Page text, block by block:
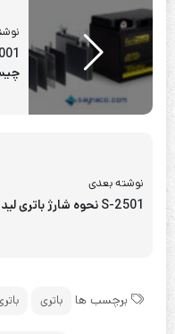
نوشته بعدی
S-2501 نحوه شارژ باتری‌ لید اسید
برچسب ها باتری